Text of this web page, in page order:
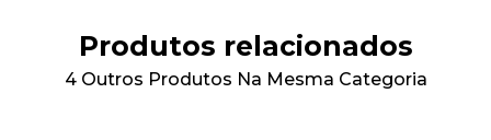
Produtos relacionados
4 Outros Produtos Na Mesma Categoria